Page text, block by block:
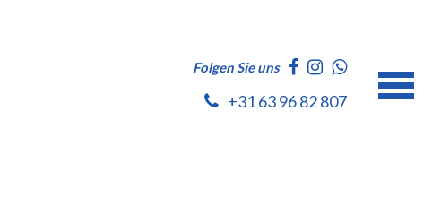
Folgen Sie uns
+31 63 96 82 807